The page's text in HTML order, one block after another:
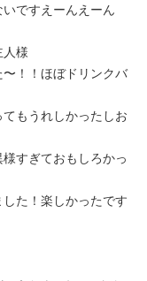
ですえーんえーん
様
！！ほぼドリンクバ
もうれしかったしお
すぎておもしろかっ
た！楽しかったです